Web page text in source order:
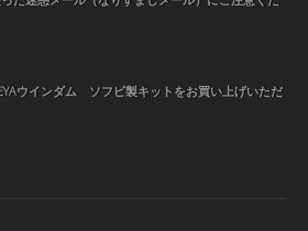
ウインダム ソフビ製キットをお買い上げいただ